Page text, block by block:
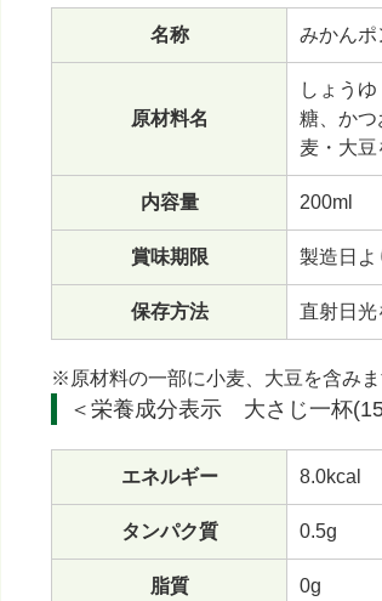
名称 みかんポ
原材料名
しょう
糖、か
麦・大豆
内容量 200ml
賞味期限 製造日よ
保存方法 直射日
※原材料の一部に小麦、大豆を含み
＜栄養成分表示 大さじ一杯
エネルギー 8.0kcal
タンパク質 0.5g
脂質 0g